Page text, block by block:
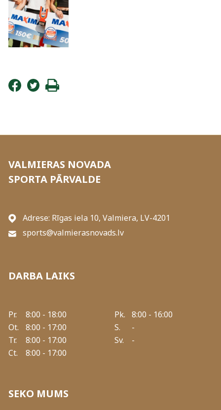
VALMIERAS NOVADA
SPORTA PĀRVALDE
Adrese: Rīgas iela 10, Valmiera, LV-4201
sports@valmierasnovads.lv
DARBA LAIKS
Pr.
8:00 - 18:00
Ot.
8:00 - 17:00
Tr.
8:00 - 17:00
Ct.
8:00 - 17:00
Pk.
8:00 - 16:00
S.
-
Sv.
-
SEKO MUMS